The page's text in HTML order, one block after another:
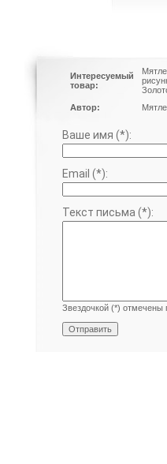
Интересуемый
товар:
Автор:
Ваше имя (*):
Email (*):
Текст письма (*):
Звездочкой (*) отмечены